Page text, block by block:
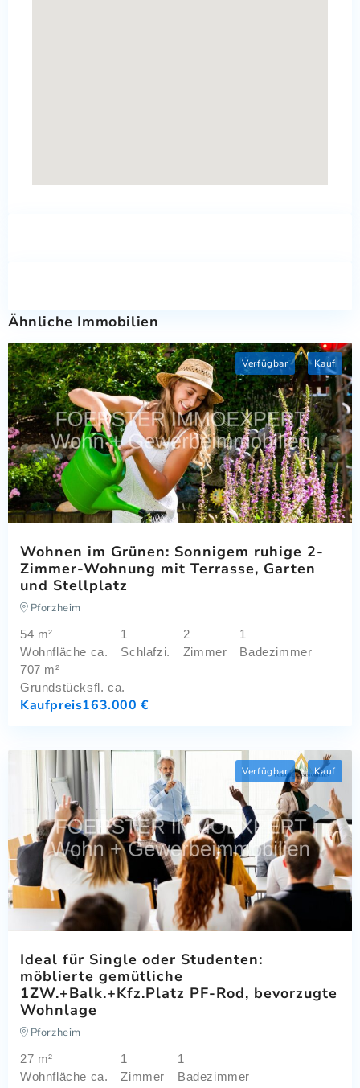
Ähnliche Immobilien
Verfügbar Kauf
Wohnen im Grünen: Sonnigem ruhige 2-
Zimmer-Wohnung mit Terrasse, Garten
und Stellplatz
Pforzheim
54 m²
Wohnfläche ca.
1
Schlafzi.
2
Zimmer
1
Badezimmer
707 m²
Grundstücksfl. ca.
Kaufpreis163.000 €
Verfügbar Kauf
Ideal für Single oder Studenten:
möblierte gemütliche
1ZW.+Balk.+Kfz.Platz PF-Rod, bevorzugte
Wohnlage
Pforzheim
27 m²
Wohnfläche ca.
1
Zimmer
1
Badezimmer